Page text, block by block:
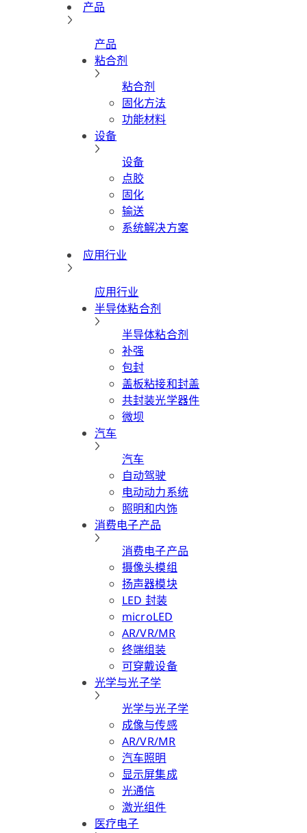
产品
产品
粘合剂
粘合剂
固化方法
功能材料
设备
设备
点胶
固化
输送
系统解决方案
应用行业
应用行业
半导体粘合剂
半导体粘合剂
补强
包封
盖板粘接和封盖
共封装光学器件
微坝
汽车
汽车
自动驾驶
电动动力系统
照明和内饰
消费电子产品
消费电子产品
摄像头模组
扬声器模块
LED 封装
microLED
AR/VR/MR
终端组装
可穿戴设备
光学与光子学
光学与光子学
成像与传感
AR/VR/MR
汽车照明
显示屏集成
光通信
激光组件
医疗电子